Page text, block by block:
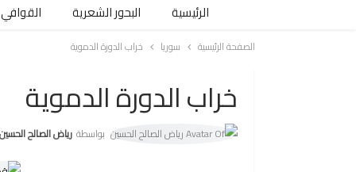
الرئيسية البحور الشعرية​
الصفحة الرئيسية سوريا خراب الدورة الدموية
خراب الدورة الدموية
بواسطة رياض الصالح الحسين